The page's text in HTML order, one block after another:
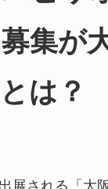
集が
は？
展される「大